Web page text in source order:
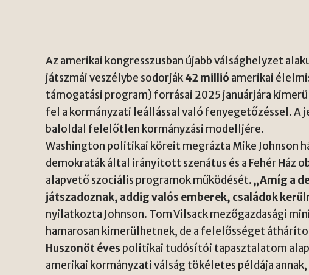
Az amerikai kongresszusban újabb válsághelyzet
játszmái veszélybe sodorják42 millió amerikai
támogatási program) forrásai 2025 januárjára
fel a kormányzati leállással való fenyegetőzéssel.
baloldal felelőtlen kormányzási modelljére.
Washington politikai köreit megrázta Mike Johnson
demokraták által irányított szenátus és a Fehér Ház
alapvető szociális programok működését.„Amíg a
játszadoznak, addig valós emberek, családok
nyilatkozta Johnson. Tom Vilsack mezőgazdasági
hamarosan kimerülhetnek, de a felelősséget
Huszonöt éves politikai tudósítói tapasztalatom
amerikai kormányzati válság tökéletes példája